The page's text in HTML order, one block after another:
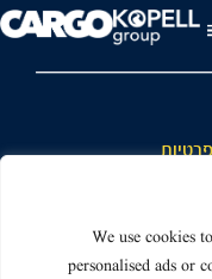
We use cookies
personalised ads or
שימוש בכרטיסים